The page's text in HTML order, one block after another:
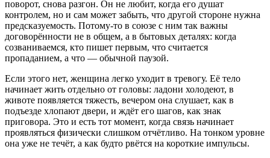
поворот, снова разгон. Он не любит, когда его душат
контролем, но и сам может забыть, что другой стороне нужна
предсказуемость. Потому-то в союзе с ним так важны
договорённости не в общем, а в бытовых деталях: когда
созваниваемся, кто пишет первым, что считается
пропаданием, а что — обычной паузой.
Если этого нет, женщина легко уходит в тревогу. Её тело
начинает жить отдельно от головы: ладони холодеют, в
животе появляется тяжесть, вечером она слушает, как в
подъезде хлопают двери, и ждёт его шагов, как знак
приговора. Это и есть тот момент, когда связь начинает
проявляться физически слишком отчётливо. На тонком уровне
она уже не течёт, а как будто рвётся на короткие импульсы.